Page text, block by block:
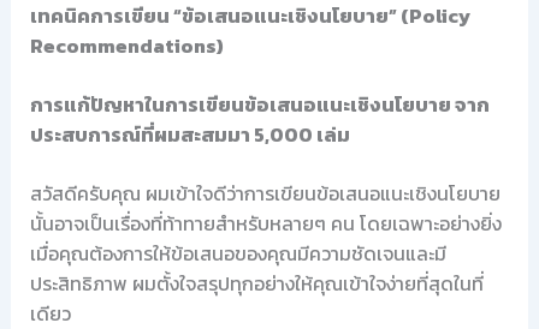
เทคนิคการเขียน “ข้อเสนอแนะเชิงนโยบาย” (Policy
Recommendations)
การแก้ปัญหาในการเขียนข้อเสนอแนะเชิงนโยบาย จาก
ประสบการณ์ที่ผมสะสมมา 5,000 เล่ม
สวัสดีครับคุณ ผมเข้าใจดีว่าการเขียนข้อเสนอแนะเชิงนโยบาย
นั้นอาจเป็นเรื่องที่ท้าทายสำหรับหลายๆ คน โดยเฉพาะอย่างยิ่ง
เมื่อคุณต้องการให้ข้อเสนอของคุณมีความชัดเจนและมี
ประสิทธิภาพ ผมตั้งใจสรุปทุกอย่างให้คุณเข้าใจง่ายที่สุดในที่
เดียว